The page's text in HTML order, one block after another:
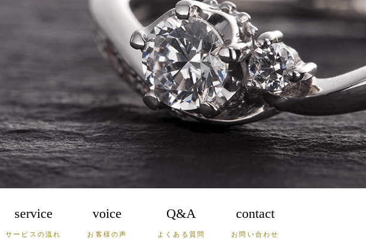
service
サービスの流れ
voice
お客様の声
Q&A
よくある質問
contact
お問い合わせ